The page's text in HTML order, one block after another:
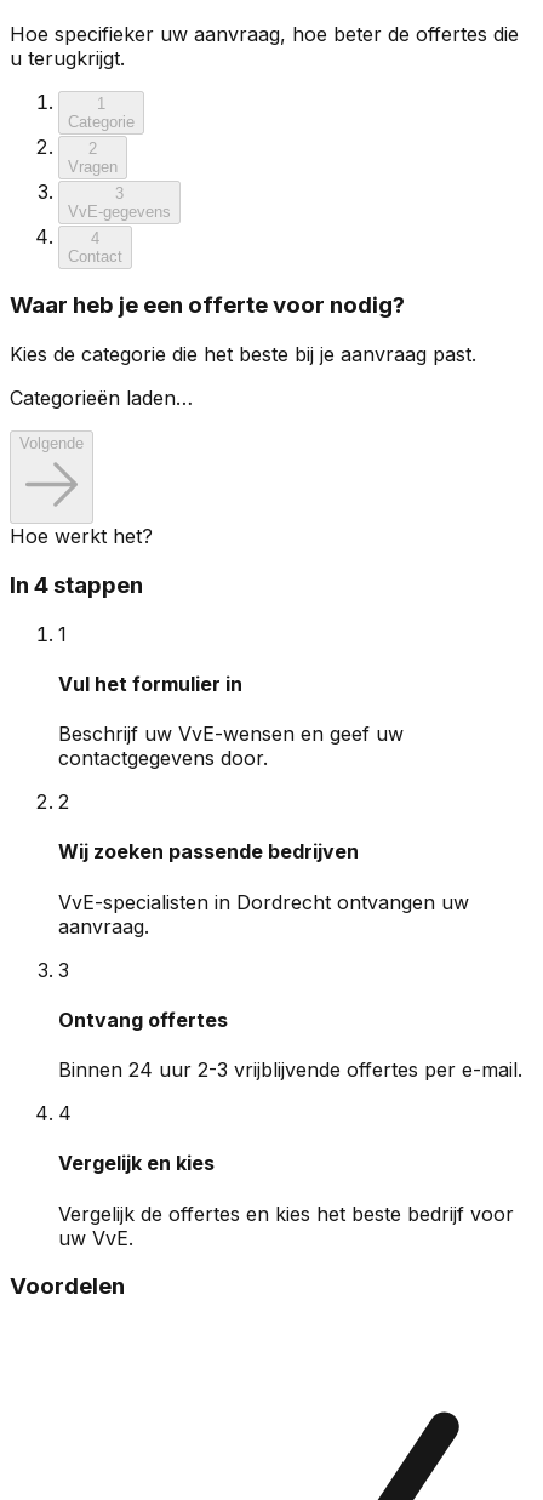
Hoe specifieker uw aanvraag, hoe beter de offertes die
u terugkrijgt.
1
Categorie
2
Vragen
3
VvE-gegevens
4
Contact
Waar heb je een offerte voor nodig?
Kies de categorie die het beste bij je aanvraag past.
Categorieën laden…
Volgende
Hoe werkt het?
In 4 stappen
1
Vul het formulier in
Beschrijf uw VvE-wensen en geef uw
contactgegevens door.
2
Wij zoeken passende bedrijven
VvE-specialisten in Dordrecht ontvangen uw
aanvraag.
3
Ontvang offertes
Binnen 24 uur 2-3 vrijblijvende offertes per e-mail.
4
Vergelijk en kies
Vergelijk de offertes en kies het beste bedrijf voor
uw VvE.
Voordelen